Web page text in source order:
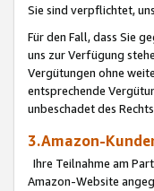
Sie sind verpflichtet,
Für den Fall, dass Sie
uns zur Verfügung
Vergütungen ohne
entsprechende
unbeschadet des
3.Amazon-
Ihre Teilnahme am
Amazon-Website